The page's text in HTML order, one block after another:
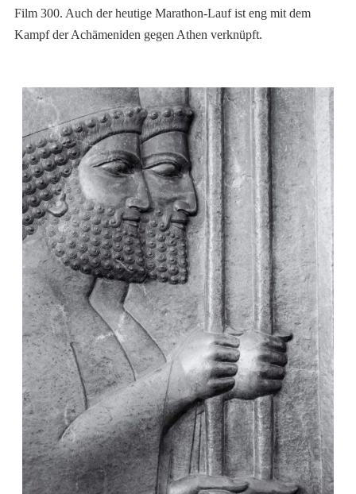
Film 300. Auch der heutige Marathon-Lauf ist eng mit dem
Kampf der Achämeniden gegen Athen verknüpft.